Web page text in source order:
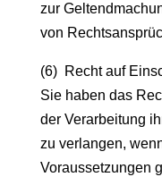
zur
von
(6) Recht auf
Sie haben das
der Verarbeitung
zu verlangen,
Voraussetzungen